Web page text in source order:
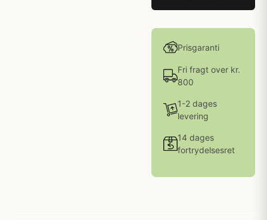
Prisgaranti
Fri fragt over kr.
800
1-2 dages
levering
14 dages
fortrydelsesret